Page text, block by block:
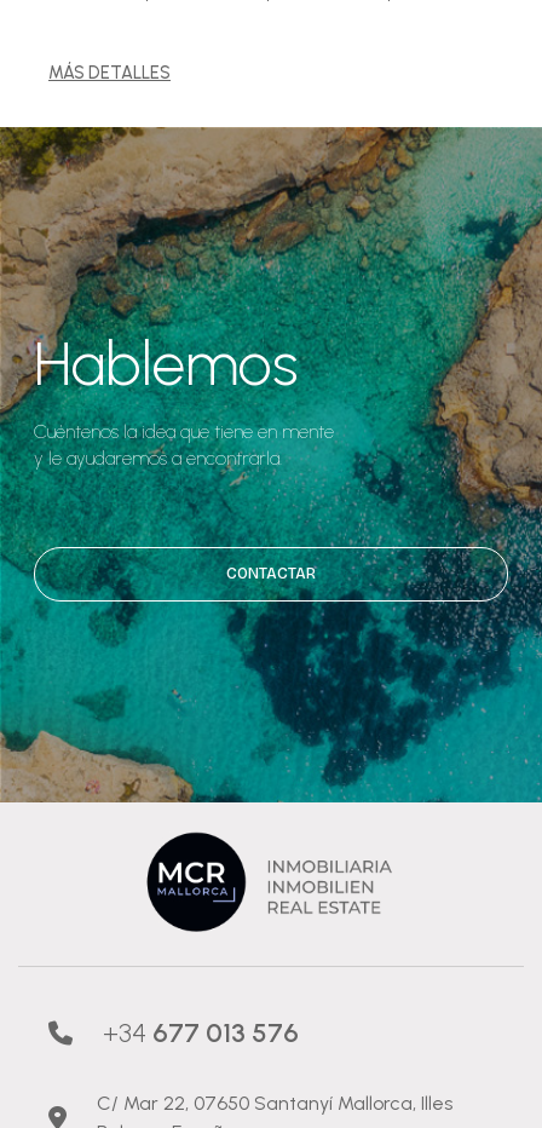
MÁS DETALLES
Hablemos
Cuéntenos la idea que tiene en mente
y le ayudaremos a encontrarla.
CONTACTAR
+34 677 013 576
C/ Mar 22, 07650 Santanyí Mallorca, Illes